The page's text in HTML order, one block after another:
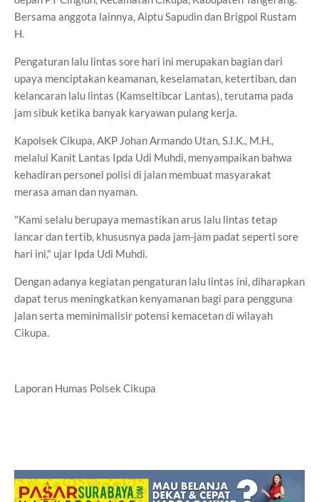
Bersama anggota lainnya, Aiptu Sapudin dan Brigpol Rustam
H.
Pengaturan lalu lintas sore hari ini merupakan bagian dari
upaya menciptakan keamanan, keselamatan, ketertiban, dan
kelancaran lalu lintas (Kamseltibcar Lantas), terutama pada
jam sibuk ketika banyak karyawan pulang kerja.
Kapolsek Cikupa, AKP Johan Armando Utan, S.I.K., M.H.,
melalui Kanit Lantas Ipda Udi Muhdi, menyampaikan bahwa
kehadiran personel polisi di jalan membuat masyarakat
merasa aman dan nyaman.
"Kami selalu berupaya memastikan arus lalu lintas tetap
lancar dan tertib, khususnya pada jam-jam padat seperti sore
hari ini," ujar Ipda Udi Muhdi.
Dengan adanya kegiatan pengaturan lalu lintas ini, diharapkan
dapat terus meningkatkan kenyamanan bagi para pengguna
jalan serta meminimalisir potensi kemacetan di wilayah
Cikupa.
Laporan Humas Polsek Cikupa